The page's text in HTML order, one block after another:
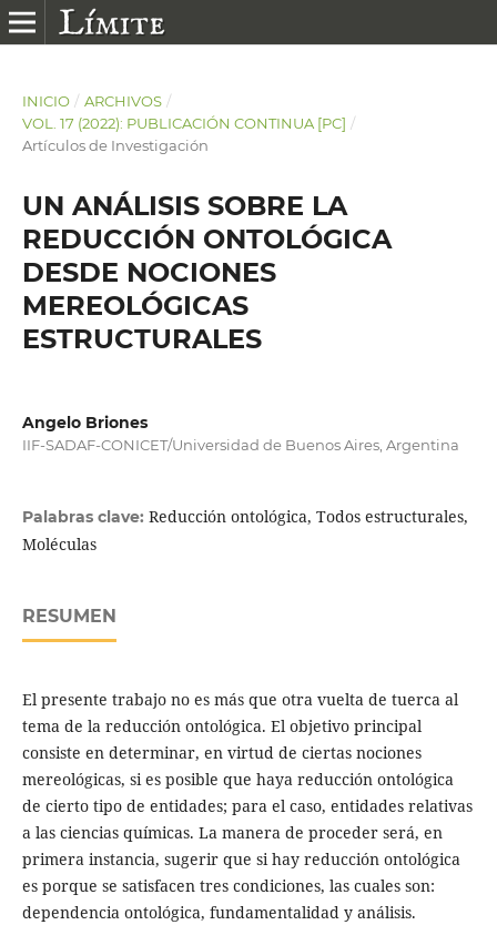
INICIO / ARCHIVOS /
VOL. 17 (2022): PUBLICACIÓN CONTINUA [PC] /
Artículos de Investigación
UN ANÁLISIS SOBRE LA
REDUCCIÓN ONTOLÓGICA
DESDE NOCIONES
MEREOLÓGICAS
ESTRUCTURALES
Angelo Briones
IIF-SADAF-CONICET/Universidad de Buenos Aires, Argentina
Palabras clave: Reducción ontológica, Todos estructurales,
Moléculas
RESUMEN
El presente trabajo no es más que otra vuelta de tuerca al
tema de la reducción ontológica. El objetivo principal
consiste en determinar, en virtud de ciertas nociones
mereológicas, si es posible que haya reducción ontológica
de cierto tipo de entidades; para el caso, entidades relativas
a las ciencias químicas. La manera de proceder será, en
primera instancia, sugerir que si hay reducción ontológica
es porque se satisfacen tres condiciones, las cuales son:
dependencia ontológica, fundamentalidad y análisis.